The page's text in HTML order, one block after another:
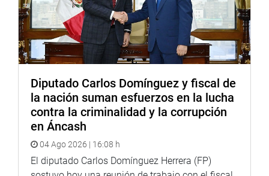
Diputado Carlos Domínguez y fiscal de
la nación suman esfuerzos en la lucha
contra la criminalidad y la corrupción
en Áncash
04 Ago 2026 | 16:08 h
El diputado Carlos Domínguez Herrera (FP)